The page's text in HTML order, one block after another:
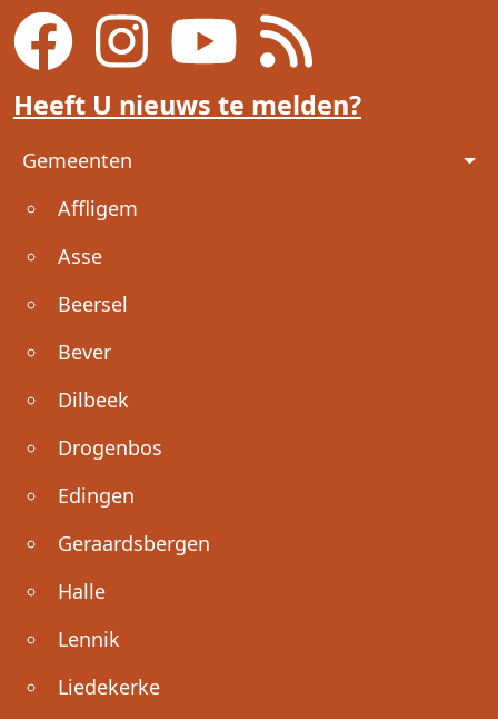
Heeft U nieuws te melden?
Voet
Gemeenten
Affligem
Asse
Beersel
Bever
Dilbeek
Drogenbos
Edingen
Geraardsbergen
Halle
Lennik
Liedekerke